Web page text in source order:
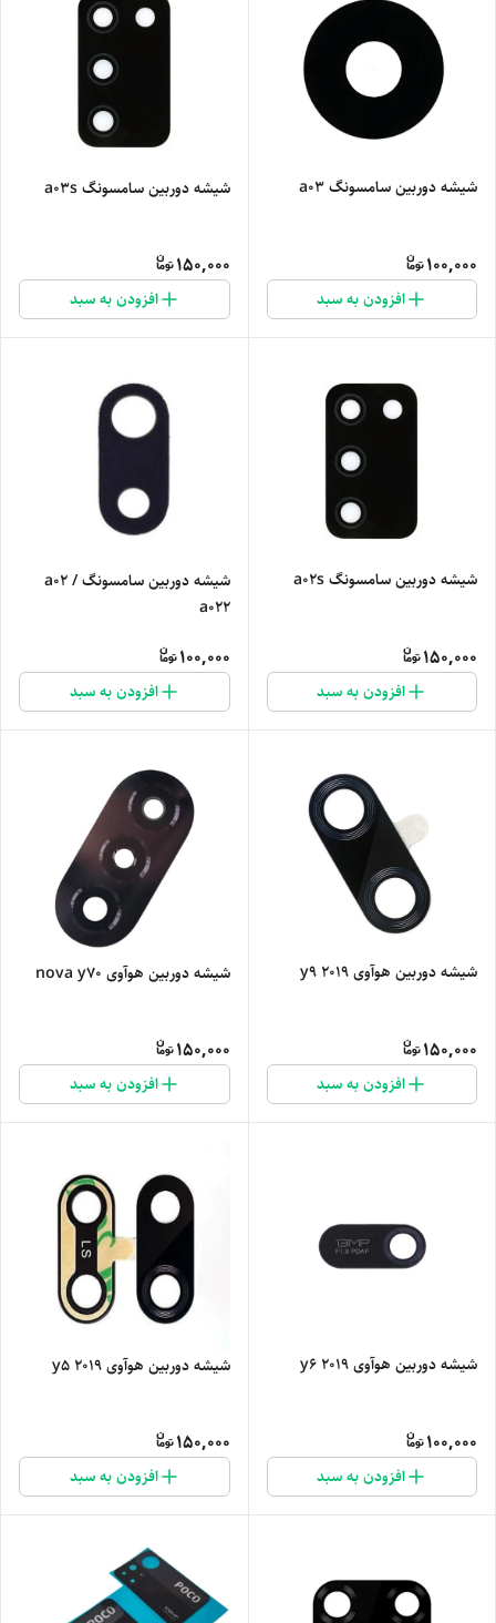
شیشه دوربین سامسونگ a03
100,000
افزودن به سبد
شیشه دوربین سامسونگ a03s
150,000
افزودن به سبد
شیشه دوربین سامسونگ a02s
150,000
افزودن به سبد
شیشه دوربین سامسونگ a02 /
a022
100,000
افزودن به سبد
شیشه دوربین هوآوی y9 2019
150,000
افزودن به سبد
شیشه دوربین هوآوی nova y70
150,000
افزودن به سبد
شیشه دوربین هوآوی y6 2019
100,000
افزودن به سبد
شیشه دوربین هوآوی y5 2019
150,000
افزودن به سبد